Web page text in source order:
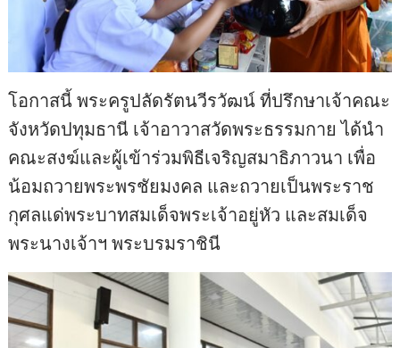
โอกาสนี้ พระครูปลัดรัตนวีรวัฒน์ ที่ปรึกษาเจ้าคณะ
จังหวัดปทุมธานี เจ้าอาวาสวัดพระธรรมกาย ได้นำ
คณะสงฆ์และผู้เข้าร่วมพิธีเจริญสมาธิภาวนา เพื่อ
น้อมถวายพระพรชัยมงคล และถวายเป็นพระราช
กุศลแด่พระบาทสมเด็จพระเจ้าอยู่หัว และสมเด็จ
พระนางเจ้าฯ พระบรมราชินี